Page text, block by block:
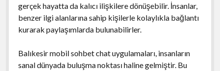
gerçek hayatta da kalıcı ilişkilere dönüşebilir. İnsanlar,
benzer ilgi alanlarına sahip kişilerle kolaylıkla bağlantı
kurarak paylaşımlarda bulunabilirler.
Balıkesir mobil sohbet chat uygulamaları, insanların
sanal dünyada buluşma noktası haline gelmiştir. Bu